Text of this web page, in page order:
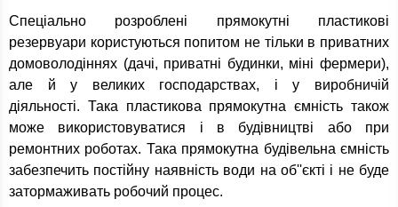
Спеціально розроблені прямокутні пластикові
резервуари користуються попитом не тільки в приватних
домоволодіннях (дачі, приватні будинки, міні фермери),
але й у великих господарствах, і у виробничій
діяльності. Така пластикова прямокутна ємність також
може використовуватися і в будівництві або при
ремонтних роботах. Така прямокутна будівельна ємність
забезпечить постійну наявність води на об''єкті і не буде
затормаживать робочий процес.